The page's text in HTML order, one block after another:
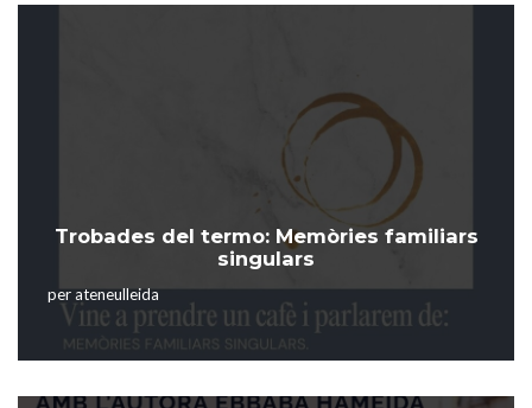
Trobades del termo: Memòries familiars
singulars
perateneulleida